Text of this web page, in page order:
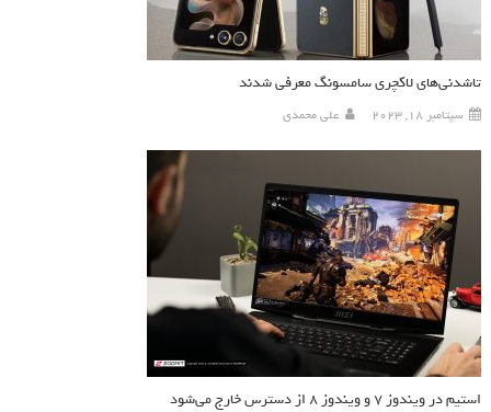
تاشدنی‌های لاکچری سامسونگ معرفی شدند
سپتامبر 18, 2023 علی محمدی
استیم در ویندوز ۷ و ویندوز ۸ از دسترس خارج می‌شود